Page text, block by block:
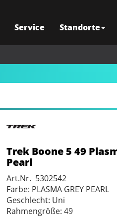
Service Standorte
Trek Boone 5 49
Pearl
Art.Nr. 5302542
Farbe: PLASMA GREY PEARL
Geschlecht: Uni
Rahmengröße: 49